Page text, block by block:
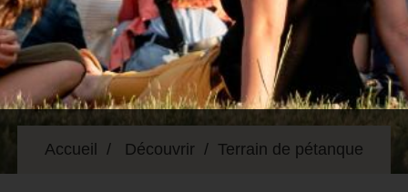
Accueil Découvrir Terrain de pétanque